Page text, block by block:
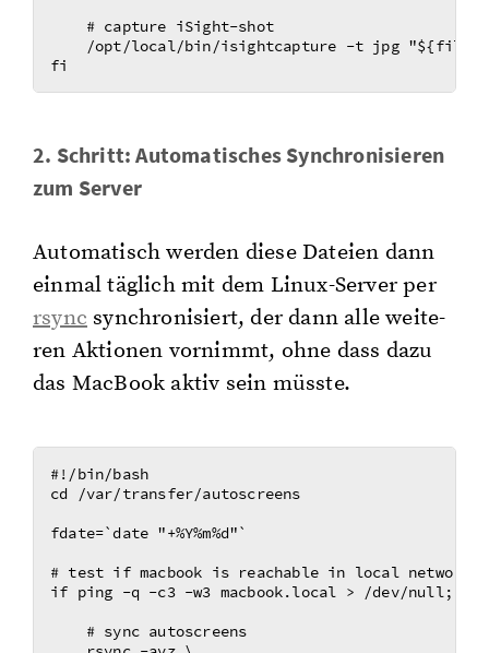
    # capture iSight-shot
/opt/local/bin/isightcapture -t jpg
2. Schritt: Au­to­ma­ti­sches Syn­chro­ni­sie­ren
zum Ser­ver
Au­to­ma­tisch wer­den diese Da­tei­en dann
ein­mal täg­lich mit dem Li­nux-Ser­ver per
rsync syn­chro­ni­siert, der dann alle wei­te­
ren Ak­tio­nen vor­nimmt, ohne dass dazu
das MacBook aktiv sein müss­te.
#!/bin/bash
cd /var/transfer/autoscreens
fdate=`date "+%Y%m%d"`
# test if macbook is reachable in local network
if ping -q -c3 -w3 macbook.local > /dev/null;
    # sync autoscreens